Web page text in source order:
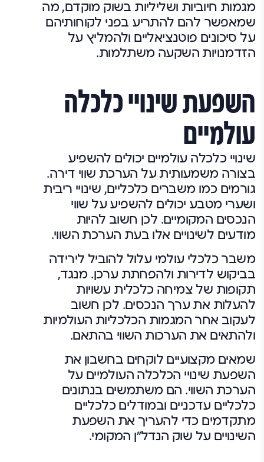
מגמות חיוביות ושליליות בשוק מוקדם, מה
שמאפשר להם להתריע בפני לקוחותיהם
על סיכונים פוטנציאליים ולהמליץ על
הזדמנויות השקעה משתלמות.
השפעת שינויי כלכלה
עולמיים
שינויי כלכלה עולמיים יכולים להשפיע
בצורה משמעותית על הערכת שווי דירה.
גורמים כמו משברים כלכליים, שינויי ריבית
ושערי מטבע יכולים להשפיע על שווי
הנכסים המקומיים. לכן חשוב להיות
מודעים לשינויים אלו בעת הערכת השווי.
משבר כלכלי עולמי עלול להוביל לירידה
בביקוש לדירות ולהפחתת ערכן. מנגד,
תקופות של צמיחה כלכלית עשויות
להעלות את ערך הנכסים. לכן חשוב
לעקוב אחר המגמות הכלכליות העולמיות
ולהתאים את הערכות השווי בהתאם.
שמאים מקצועיים לוקחים בחשבון את
השפעת שינויי הכלכלה העולמיים על
הערכת השווי. הם משתמשים בנתונים
כלכליים עדכניים ובמודלים כלכליים
מתקדמים כדי להעריך את השפעת
השינויים על שוק הנדל"ן המקומי.